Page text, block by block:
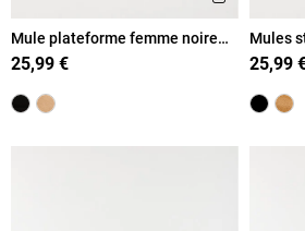
Mule plateforme femme noire
(36-41)
25,99 €
Mules
(36-41)
25,99